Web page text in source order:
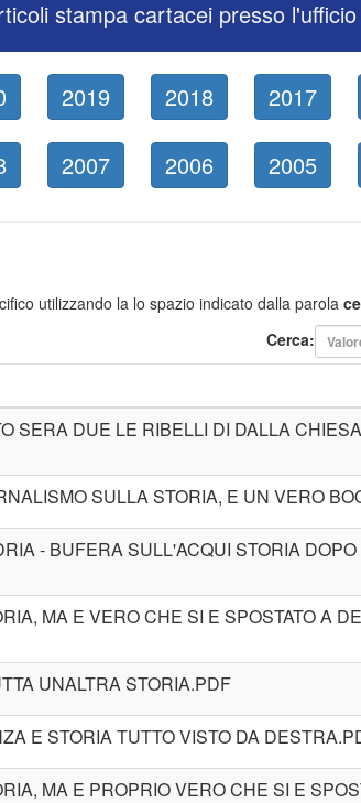
stampa cartacei presso
2019 2018 2017
2007 2006 2005
utilizzando la lo spazio indicato dalla parola
Cerca:
SERA DUE LE RIBELLI DI DALLA
SULLA STORIA, E UN VERO
- BUFERA SULL'ACQUI STORIA
MA E VERO CHE SI E SPOSTATO A
UNALTRA STORIA.PDF
E STORIA TUTTO VISTO DA
MA E PROPRIO VERO CHE SI E